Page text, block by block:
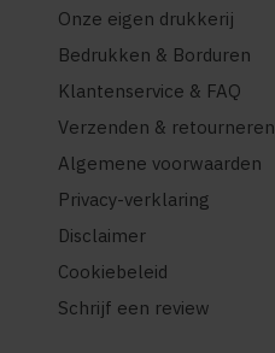
Onze eigen drukkerij
Bedrukken & Borduren
Klantenservice & FAQ
Verzenden & retourneren
Algemene voorwaarden
Privacy-verklaring
Disclaimer
Cookiebeleid
Schrijf een review